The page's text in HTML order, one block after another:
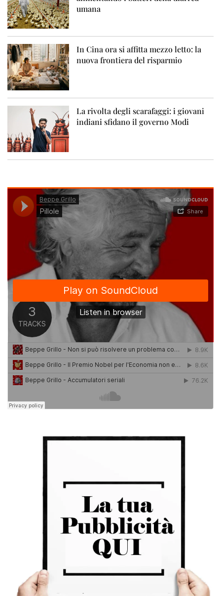
umana
In Cina ora si affitta mezzo letto: la
nuova frontiera del risparmio
La rivolta degli scarafaggi: i giovani
indiani sfidano il governo Modi